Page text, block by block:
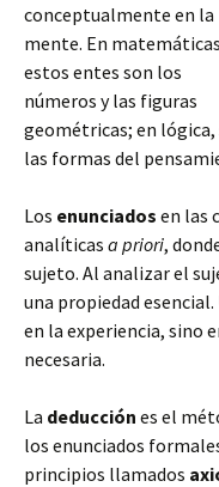
conceptualmente en la
mente. En
estos entes son los
números y las figuras
geométricas; en lógica,
las formas del
Los enunciados en las
analíticas a priori,
sujeto. Al analizar el
una propiedad
en la experiencia, sino
necesaria.
La deducción es el
los enunciados
principios llamados